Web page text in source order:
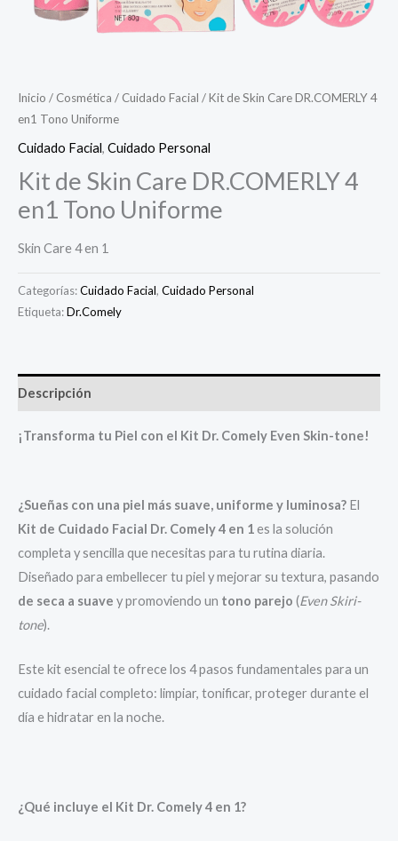
Inicio / Cosmética / Cuidado Facial / Kit de Skin Care DR.COMERLY 4
en1 Tono Uniforme
Cuidado Facial, Cuidado Personal
Kit de Skin Care DR.COMERLY 4
en1 Tono Uniforme
Skin Care 4 en 1
Categorías:Cuidado Facial, Cuidado Personal
Etiqueta:Dr.Comely
Descripción
¡Transforma tu Piel con el Kit Dr. Comely Even Skin-tone!
¿Sueñas con una piel más suave, uniforme y luminosa? El
Kit de Cuidado Facial Dr. Comely 4 en 1es la solución
completa y sencilla que necesitas para tu rutina diaria.
Diseñado para embellecer tu piel y mejorar su textura, pasando
de seca a suave y promoviendo un tono parejo (Even Skiri-
tone).
Este kit esencial te ofrece los 4 pasos fundamentales para un
cuidado facial completo: limpiar, tonificar, proteger durante el
día e hidratar en la noche.
¿Qué incluye el Kit Dr. Comely 4 en 1?